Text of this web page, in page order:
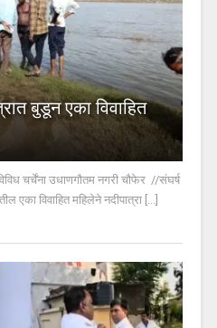
बुडून एका विवाहित
चर्चेंना उधाणगौतम नगरी चौफेर //संघर्ष
एका विवाहित महिलेने नदीपात्रा [...]